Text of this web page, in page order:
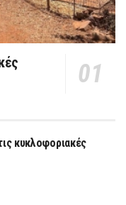
κυκλοφοριακές